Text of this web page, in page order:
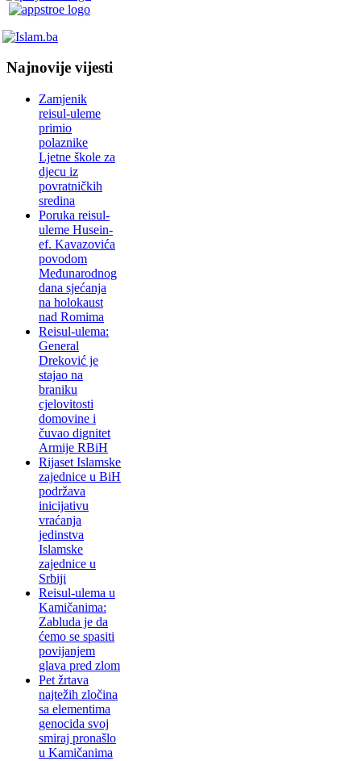
Najnovije vijesti
Zamjenik
reisul-uleme
primio
polaznike
Ljetne škole za
djecu iz
povratničkih
sredina
Poruka reisul-
uleme Husein-
ef. Kavazovića
povodom
Međunarodnog
dana sjećanja
na holokaust
nad Romima
Reisul-ulema:
General
Dreković je
stajao na
braniku
cjelovitosti
domovine i
čuvao dignitet
Armije RBiH
Rijaset Islamske
zajednice u BiH
podržava
inicijativu
vraćanja
jedinstva
Islamske
zajednice u
Srbiji
Reisul-ulema u
Kamičanima:
Zabluda je da
ćemo se spasiti
povijanjem
glava pred zlom
Pet žrtava
najtežih zločina
sa elementima
genocida svoj
smiraj pronašlo
u Kamičanima